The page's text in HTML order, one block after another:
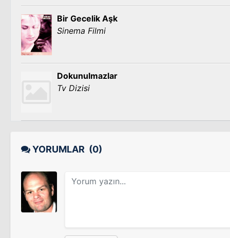
Bir Gecelik Aşk
Sinema Filmi
Dokunulmazlar
Tv Dizisi
YORUMLAR (0)